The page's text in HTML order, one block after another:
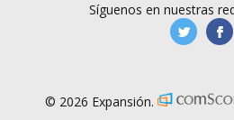
Síguenos en nuestras
© 2026 Expansión.